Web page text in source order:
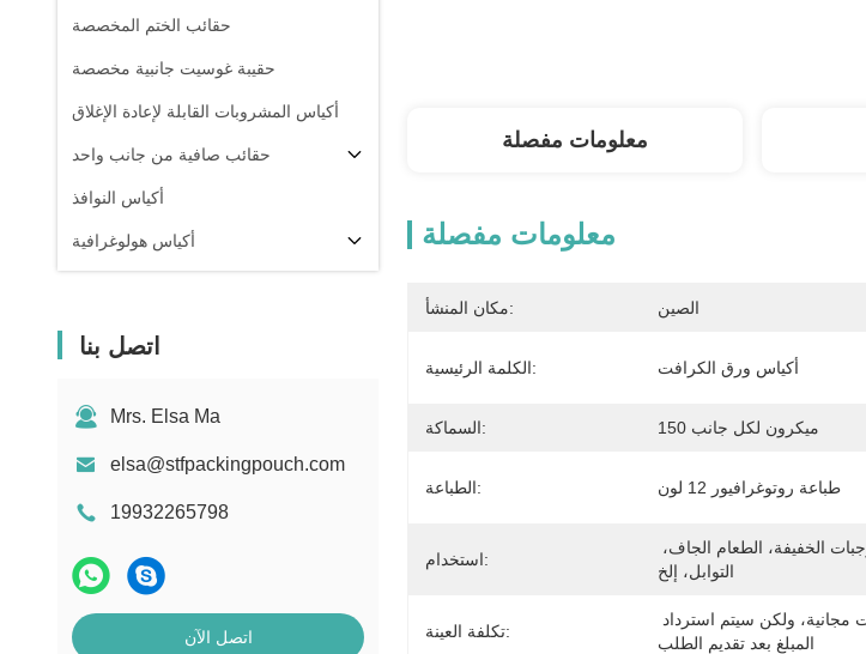
حقائب الختم المخصصة
حقيبة غوسيت جانبية مخصصة
أكياس المشروبات القابلة لإعادة الإغلاق
حقائب صافية من جانب واحد
أكياس النوافذ
أكياس هولوغرافية
اتصل بنا
Mrs. Elsa Ma
elsa@stfpackingpouch.com
19932265798
اتصل الآن
معلومات مفصلة
معلومات مفصلة
مكان المنشأ: الصين
الكلمة الرئيسية: أكياس ورق الكرافت
السماكة: 150 ميكرون لكل جانب
الطباعة: طباعة روتوغرافيور 12 لون
استخدام:
التوابل، إلخ
تكلفة العينة:
المبلغ بعد تقديم الطلب